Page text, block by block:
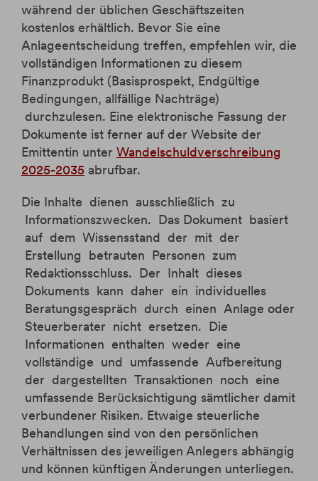
während der üblichen Geschäftszeiten
kostenlos erhältlich. Bevor Sie eine
Anlageentscheidung treffen, empfehlen wir, die
vollständigen Informationen zu diesem
Finanzprodukt (Basisprospekt, Endgültige
Bedingungen, allfällige Nachträge)
durchzulesen. Eine elektronische Fassung der
Dokumente ist ferner auf der Website der
Emittentin unter Wandelschuldverschreibung
2025-2035 abrufbar.
Die Inhalte dienen ausschließlich zu
Informationszwecken. Das Dokument basiert
auf dem Wissensstand der mit der
Erstellung betrauten Personen zum
Redaktionsschluss. Der Inhalt dieses
Dokuments kann daher ein individuelles
Beratungsgespräch durch einen Anlage oder
Steuerberater nicht ersetzen. Die
Informationen enthalten weder eine
vollständige und umfassende Aufbereitung
der dargestellten Transaktionen noch eine
umfassende Berücksichtigung sämtlicher damit
verbundener Risiken. Etwaige steuerliche
Behandlungen sind von den persönlichen
Verhältnissen des jeweiligen Anlegers abhängig
und können künftigen Änderungen unterliegen.